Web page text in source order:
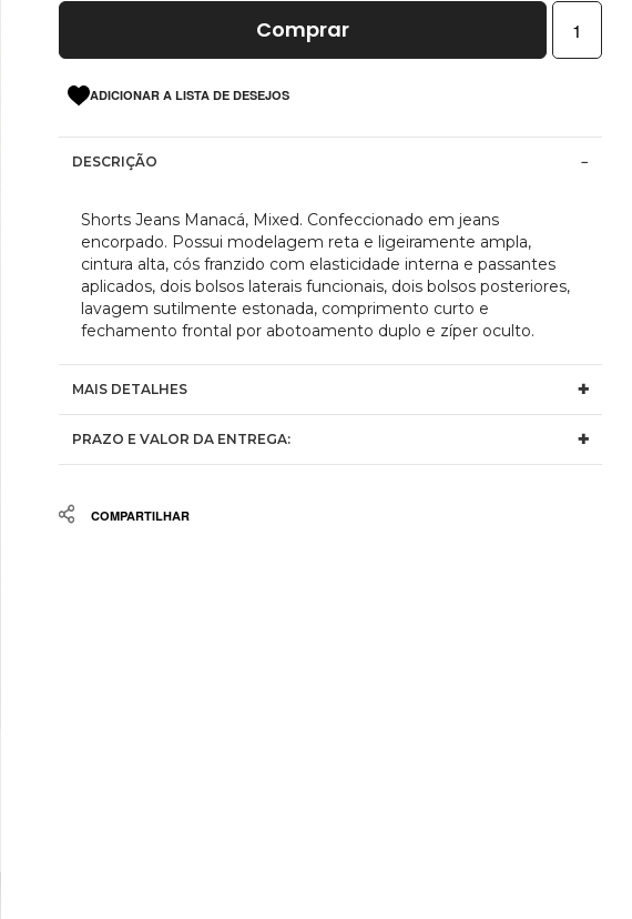
Comprar
ADICIONAR A LISTA DE DESEJOS
DESCRIÇÃO
Shorts Jeans Manacá, Mixed. Confeccionado em jeans
encorpado. Possui modelagem reta e ligeiramente ampla,
cintura alta, cós franzido com elasticidade interna e passantes
aplicados, dois bolsos laterais funcionais, dois bolsos posteriores,
lavagem sutilmente estonada, comprimento curto e
fechamento frontal por abotoamento duplo e zíper oculto.
MAIS DETALHES
PRAZO E VALOR DA ENTREGA:
Share